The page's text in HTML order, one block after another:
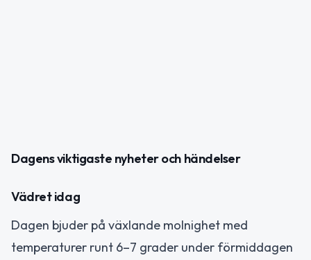
Dagens viktigaste nyheter och händelser
Vädret idag
Dagen bjuder på växlande molnighet med
temperaturer runt 6–7 grader under förmiddagen